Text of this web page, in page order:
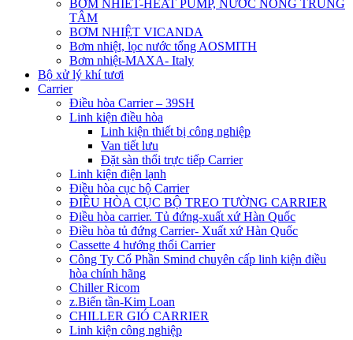
BƠM NHIÊT-HEAT PUMP, NƯỚC NÓNG TRUNG
TÂM
BƠM NHIỆT VICANDA
Bơm nhiệt, lọc nước tổng AOSMITH
Bơm nhiệt-MAXA- Italy
Bộ xử lý khí tươi
Carrier
Điều hòa Carrier – 39SH
Linh kiện điều hòa
Linh kiện thiết bị công nghiệp
Van tiết lưu
Đặt sàn thổi trực tiếp Carrier
Linh kiện điện lạnh
Điều hòa cục bộ Carrier
ĐIỀU HÒA CỤC BỘ TREO TƯỜNG CARRIER
Điều hòa carrier. Tủ đứng-xuất xứ Hàn Quốc
Điều hòa tủ đứng Carrier- Xuất xứ Hàn Quốc
Cassette 4 hướng thổi Carrier
Công Ty Cổ Phần Smind chuyên cấp linh kiện điều
hòa chính hãng
Chiller Ricom
z.Biến tần-Kim Loan
CHILLER GIÓ CARRIER
Linh kiện công nghiệp